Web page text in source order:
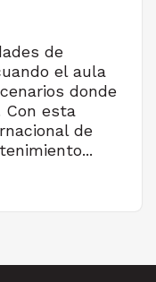
de
el aula
donde
Con esta
de